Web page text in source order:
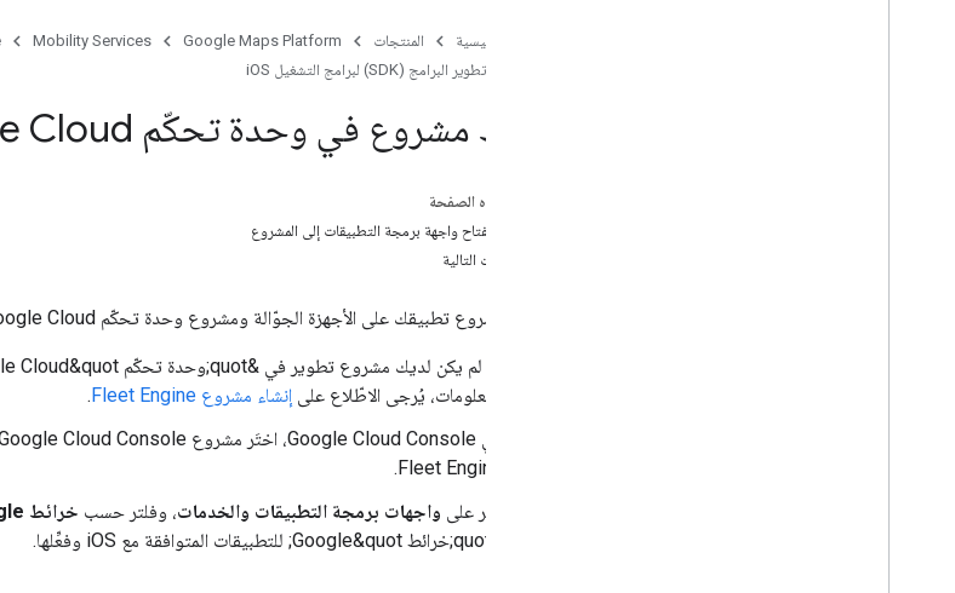
الصفحة الرئيسية المنتجات Google Maps Platform
Mobility Services
حزمة تطوير البرامج (SDK) لبرامج التشغيل iOS
ضبط مشروع في وحدة تحكّم Google Cloud
على هذه الصفحة
إضافة مفتاح واجهة برمجة التطبيقات إلى المشروع
الخطوات التالية
لإعداد مشروع تطبيقك على الأجهزة الجوّالة ومشروع وحدة تحكّم Google Cloud لاستخدام Driver SDK، اتّبِع الخطوات التالية:
المعلومات، يُرجى الاطّلاع على إنشاء مشروع Fleet Engine
.
Fleet Engine.
انقر على واجهات برمجة التطبيقات والخدمات، وفلتر حسب خرائط Google